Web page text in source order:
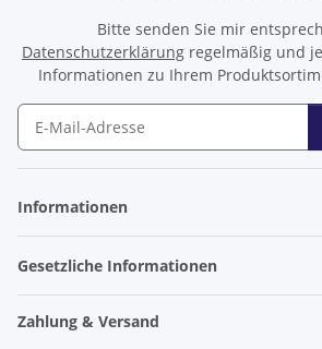
Bitte senden Sie mir
Datenschutzerklärung regelmäßig und
Informationen zu Ihrem
Informationen
Gesetzliche Informationen
Zahlung & Versand